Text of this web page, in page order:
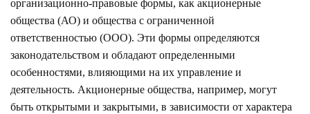
организационно-правовые формы, как акционерные
общества (АО) и общества с ограниченной
ответственностью (ООО). Эти формы определяются
законодательством и обладают определенными
особенностями, влияющими на их управление и
деятельность. Акционерные общества, например, могут
быть открытыми и закрытыми, в зависимости от характера